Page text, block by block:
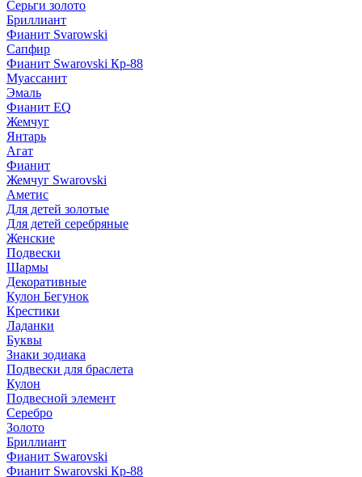
Серьги золото
Бриллиант
Фианит Svarowski
Сапфир
Фианит Swarovski Кр-88
Муассанит
Эмаль
Фианит EQ
Жемчуг
Янтарь
Агат
Фианит
Жемчуг Swarovski
Аметис
Для детей золотые
Для детей серебряные
Женские
Подвески
Шармы
Декоративные
Кулон Бегунок
Крестики
Ладанки
Буквы
Знаки зодиака
Подвески для браслета
Кулон
Подвесной элемент
Серебро
Золото
Бриллиант
Фианит Swarovski
Фианит Swarovski Кр-88